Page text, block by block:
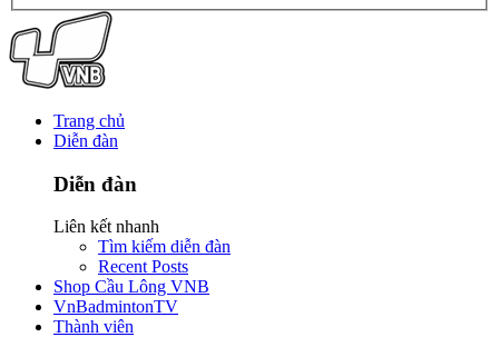
Trang chủ
Diễn đàn
Diễn đàn
Liên kết nhanh
Tìm kiếm diễn đàn
Recent Posts
Shop Cầu Lông VNB
VnBadmintonTV
Thành viên